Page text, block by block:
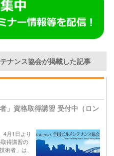
ナンス協会が掲載した記事
」資格取得講習 受付中（ロン
4月1日より
得講習の
術者」は、